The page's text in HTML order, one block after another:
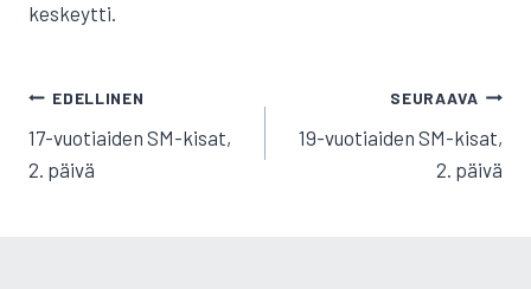
keskeytti.
ARTIKKELIEN
SELAUS
EDELLINEN
17-vuotiaiden SM-kisat,
2. päivä
SEURAAVA
19-vuotiaiden SM-kisat,
2. päivä